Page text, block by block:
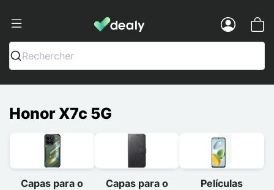
Dealy - Capas e acessórios para
Rechercher
Honor X7c 5G
Capas para o
Capas para o
Películas